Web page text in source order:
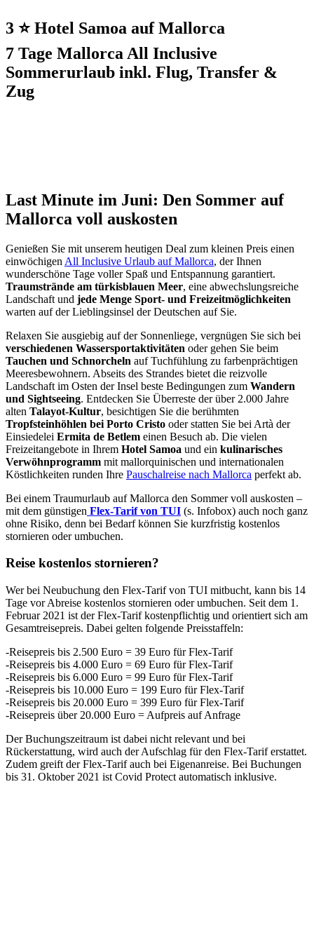
3 ⭐ Hotel Samoa auf Mallorca
7 Tage Mallorca All Inclusive
Sommerurlaub inkl. Flug, Transfer &
Zug
Last Minute im Juni: Den Sommer auf
Mallorca voll auskosten
Genießen Sie mit unserem heutigen Deal zum kleinen Preis einen
einwöchigen All Inclusive Urlaub auf Mallorca, der Ihnen
wunderschöne Tage voller Spaß und Entspannung garantiert.
Traumstrände am türkisblauen Meer, eine abwechslungsreiche
Landschaft und jede Menge Sport- und Freizeitmöglichkeiten
warten auf der Lieblingsinsel der Deutschen auf Sie.
Relaxen Sie ausgiebig auf der Sonnenliege, vergnügen Sie sich bei
verschiedenen Wassersportaktivitäten oder gehen Sie beim
Tauchen und Schnorcheln auf Tuchfühlung zu farbenprächtigen
Meeresbewohnern. Abseits des Strandes bietet die reizvolle
Landschaft im Osten der Insel beste Bedingungen zum Wandern
und Sightseeing. Entdecken Sie Überreste der über 2.000 Jahre
alten Talayot-Kultur, besichtigen Sie die berühmten
Tropfsteinhöhlen bei Porto Cristo oder statten Sie bei Artà der
Einsiedelei Ermita de Betlem einen Besuch ab. Die vielen
Freizeitangebote in Ihrem Hotel Samoa und ein kulinarisches
Verwöhnprogramm mit mallorquinischen und internationalen
Köstlichkeiten runden Ihre Pauschalreise nach Mallorca perfekt ab.
Bei einem Traumurlaub auf Mallorca den Sommer voll auskosten –
mit dem günstigen Flex-Tarif von TUI (s. Infobox) auch noch ganz
ohne Risiko, denn bei Bedarf können Sie kurzfristig kostenlos
stornieren oder umbuchen.
Reise kostenlos stornieren?
Wer bei Neubuchung den Flex-Tarif von TUI mitbucht, kann bis 14
Tage vor Abreise kostenlos stornieren oder umbuchen. Seit dem 1.
Februar 2021 ist der Flex-Tarif kostenpflichtig und orientiert sich am
Gesamtreisepreis. Dabei gelten folgende Preisstaffeln:
-Reisepreis bis 2.500 Euro = 39 Euro für Flex-Tarif
-Reisepreis bis 4.000 Euro = 69 Euro für Flex-Tarif
-Reisepreis bis 6.000 Euro = 99 Euro für Flex-Tarif
-Reisepreis bis 10.000 Euro = 199 Euro für Flex-Tarif
-Reisepreis bis 20.000 Euro = 399 Euro für Flex-Tarif
-Reisepreis über 20.000 Euro = Aufpreis auf Anfrage
Der Buchungszeitraum ist dabei nicht relevant und bei
Rückerstattung, wird auch der Aufschlag für den Flex-Tarif erstattet.
Zudem greift der Flex-Tarif auch bei Eigenanreise. Bei Buchungen
bis 31. Oktober 2021 ist Covid Protect automatisch inklusive.